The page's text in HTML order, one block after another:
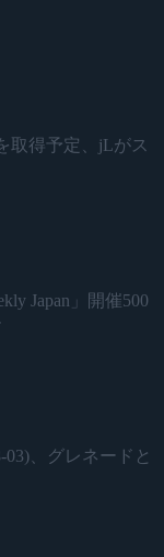
取得予定、jLがス
Japan」開催500
03)、グレネードと